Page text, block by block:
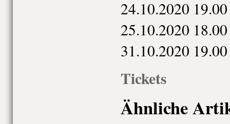
24.10.2020
25.10.2020
31.10.2020
Tickets
Ähnliche